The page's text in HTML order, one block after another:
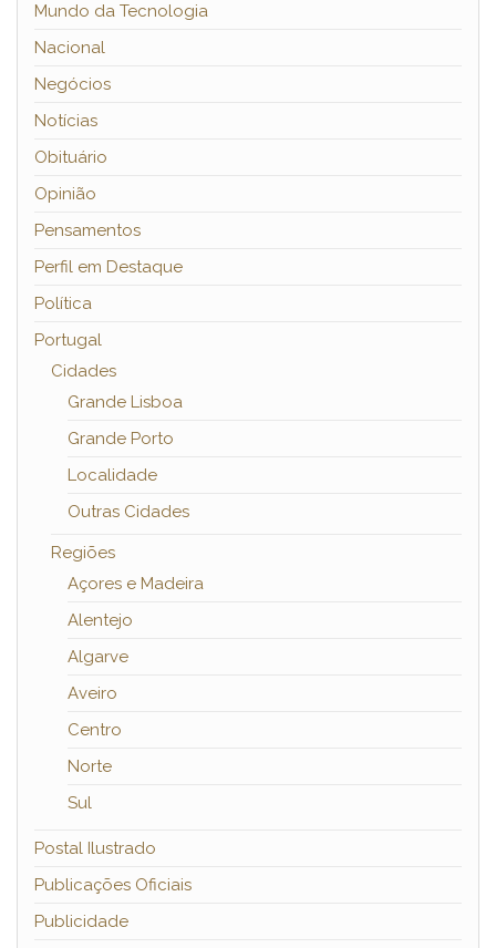
Mundo da Tecnologia
Nacional
Negócios
Notícias
Obituário
Opinião
Pensamentos
Perfil em Destaque
Política
Portugal
Cidades
Grande Lisboa
Grande Porto
Localidade
Outras Cidades
Regiões
Açores e Madeira
Alentejo
Algarve
Aveiro
Centro
Norte
Sul
Postal Ilustrado
Publicações Oficiais
Publicidade